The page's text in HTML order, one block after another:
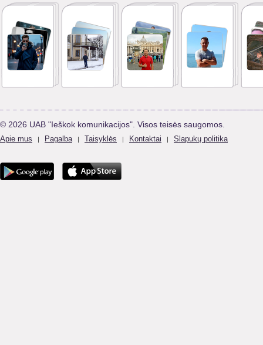
© 2026 UAB "Ieškok komunikacijos". Visos teisės saugomos.
Apie mus | Pagalba | Taisyklės | Kontaktai | Slapukų politika